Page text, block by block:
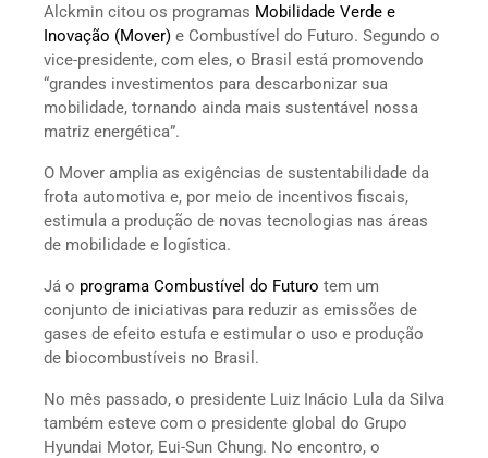
Alckmin citou os programas Mobilidade Verde e
Inovação (Mover) e Combustível do Futuro. Segundo o
vice-presidente, com eles, o Brasil está promovendo
“grandes investimentos para descarbonizar sua
mobilidade, tornando ainda mais sustentável nossa
matriz energética”.
O Mover amplia as exigências de sustentabilidade da
frota automotiva e, por meio de incentivos fiscais,
estimula a produção de novas tecnologias nas áreas
de mobilidade e logística.
Já o programa Combustível do Futuro tem um
conjunto de iniciativas para reduzir as emissões de
gases de efeito estufa e estimular o uso e produção
de biocombustíveis no Brasil.
No mês passado, o presidente Luiz Inácio Lula da Silva
também esteve com o presidente global do Grupo
Hyundai Motor, Eui-Sun Chung. No encontro, o